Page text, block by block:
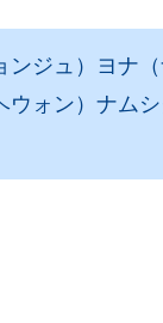
ジュ）ヨナ
ォン）ナム